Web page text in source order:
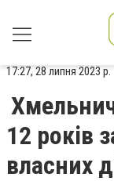
17:27, 28 липня 2023 р.
12 років
власних